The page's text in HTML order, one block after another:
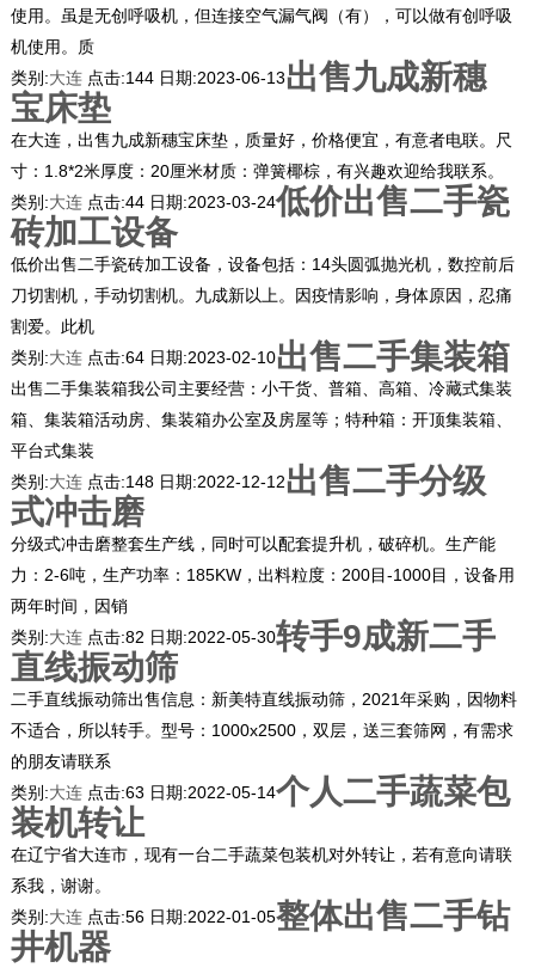
使用。虽是无创呼吸机，但连接空气漏气阀（有），可以做有创呼吸
机使用。质
类别:大连 点击:144 日期:2023-06-13出售九成新穗
宝床垫
在大连，出售九成新穗宝床垫，质量好，价格便宜，有意者电联。尺
寸：1.8*2米厚度：20厘米材质：弹簧椰棕，有兴趣欢迎给我联系。
类别:大连 点击:44 日期:2023-03-24低价出售二手瓷
砖加工设备
低价出售二手瓷砖加工设备，设备包括：14头圆弧抛光机，数控前后
刀切割机，手动切割机。九成新以上。因疫情影响，身体原因，忍痛
割爱。此机
类别:大连 点击:64 日期:2023-02-10出售二手集装箱
出售二手集装箱我公司主要经营：小干货、普箱、高箱、冷藏式集装
箱、集装箱活动房、集装箱办公室及房屋等；特种箱：开顶集装箱、
平台式集装
类别:大连 点击:148 日期:2022-12-12出售二手分级
式冲击磨
分级式冲击磨整套生产线，同时可以配套提升机，破碎机。生产能
力：2-6吨，生产功率：185KW，出料粒度：200目-1000目，设备用
两年时间，因销
类别:大连 点击:82 日期:2022-05-30转手9成新二手
直线振动筛
二手直线振动筛出售信息：新美特直线振动筛，2021年采购，因物料
不适合，所以转手。型号：1000x2500，双层，送三套筛网，有需求
的朋友请联系
类别:大连 点击:63 日期:2022-05-14个人二手蔬菜包
装机转让
在辽宁省大连市，现有一台二手蔬菜包装机对外转让，若有意向请联
系我，谢谢。
类别:大连 点击:56 日期:2022-01-05整体出售二手钻
井机器